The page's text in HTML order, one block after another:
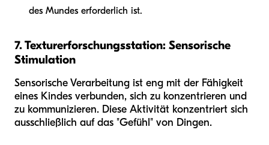
des Mundes erforderlich ist.
7. Texturerforschungsstation: Sensorische
Stimulation
Sensorische Verarbeitung ist eng mit der Fähigkeit
eines Kindes verbunden, sich zu konzentrieren und
zu kommunizieren. Diese Aktivität konzentriert sich
ausschließlich auf das "Gefühl" von Dingen.